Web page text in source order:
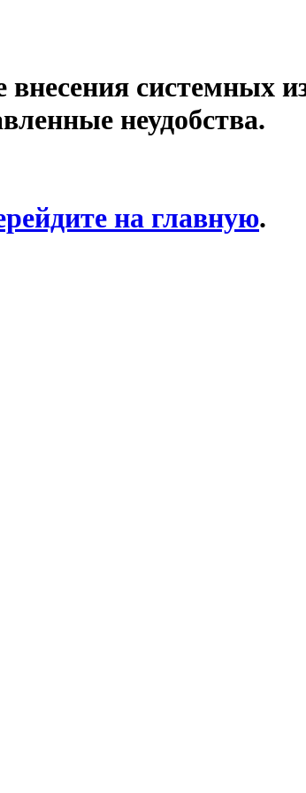
системных
неудобства.
на главную.